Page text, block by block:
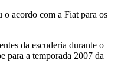
o acordo com a Fiat para os
da escuderia durante o
para a temporada 2007 da